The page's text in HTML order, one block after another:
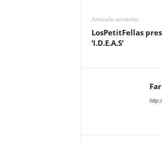
Artículo anterior
LosPetitFellas
‘I.D.E.A.S’